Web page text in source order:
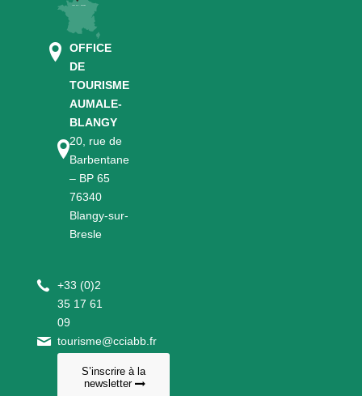
OFFICE
DE
TOURISME
AUMALE-
BLANGY
20, rue de
Barbentane
– BP 65
76340
Blangy-sur-
Bresle
+33 (0)2
35 17 61
09
tourisme@cciabb.fr
S’inscrire à la
newsletter